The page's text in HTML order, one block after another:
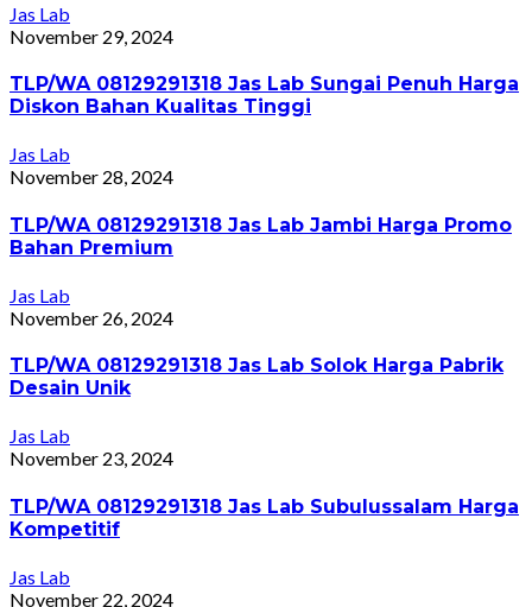
Jas Lab
November 29, 2024
TLP/WA 08129291318 Jas Lab Sungai Penuh Harga
Diskon Bahan Kualitas Tinggi
Jas Lab
November 28, 2024
TLP/WA 08129291318 Jas Lab Jambi Harga Promo
Bahan Premium
Jas Lab
November 26, 2024
TLP/WA 08129291318 Jas Lab Solok Harga Pabrik
Desain Unik
Jas Lab
November 23, 2024
TLP/WA 08129291318 Jas Lab Subulussalam Harga
Kompetitif
Jas Lab
November 22, 2024